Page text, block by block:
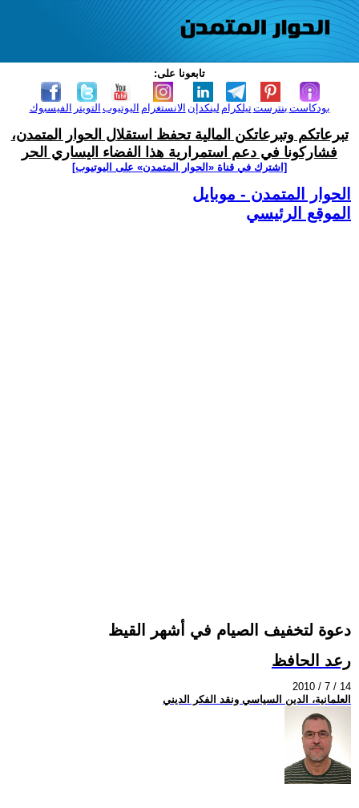
تابعونا على:
الفيسبوك التويتر اليوتيوب الانستغرام لينكدإن تيلكرامبنترست بودكاست
تبرعاتكم وتبرعاتكن المالية تحفظ استقلال الحوار المتمدن،
فشاركونا في دعم استمرارية هذا الفضاء اليساري الحر
[اشترك في قناة ‫«الحوار المتمدن» على اليوتيوب]
الحوار المتمدن - موبايل
الموقع الرئيسي
دعوة لتخفيف الصيام في أشهر القيظ
رعد الحافظ
2010 / 7 / 14
العلمانية، الدين السياسي ونقد الفكر الديني